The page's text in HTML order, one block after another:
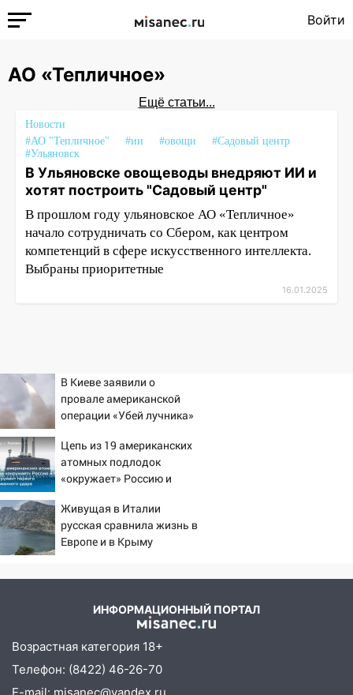
Войти
АО «Тепличное»
Ещё статьи...
Новости
#АО "Тепличное"
#ии #овощи
#Садовый центр
#Ульяновск
В Ульяновске овощеводы внедряют ИИ и
хотят построить "Садовый центр"
В прошлом году ульяновское АО «Тепличное»
начало сотрудничать со Сбером, как центром
компетенций в сфере искусственного интеллекта.
Выбраны приоритетные
16.01.2025
В Киеве заявили о
провале американской
операции «Убей лучника»
Цепь из 19 американских
атомных подлодок
«окружает» Россию и
первого массированного
удара
Живущая в Италии
русская сравнила жизнь в
Европе и в Крыму
ИНФОРМАЦИОННЫЙ ПОРТАЛ
Возрастная категория 18+
Телефон: (8422) 46-26-70